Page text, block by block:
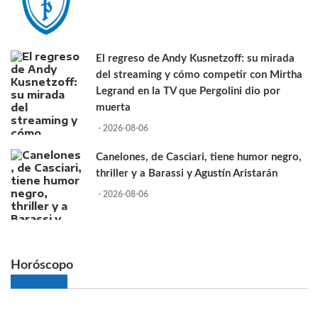
El regreso de Andy Kusnetzoff: su mirada
del streaming y cómo competir con Mirtha
Legrand en la TV que Pergolini dio por
muerta
- 2026-08-06
Canelones, de Casciari, tiene humor negro,
thriller y a Barassi y Agustín Aristarán
- 2026-08-06
Horóscopo